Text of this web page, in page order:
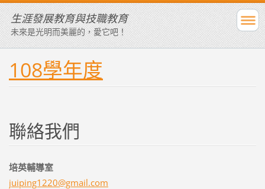
生涯發展教育與技職教育
未來是光明而美麗的，愛它吧！
108學年度
聯絡我們
培英輔導室
juiping1 220@gmail.com